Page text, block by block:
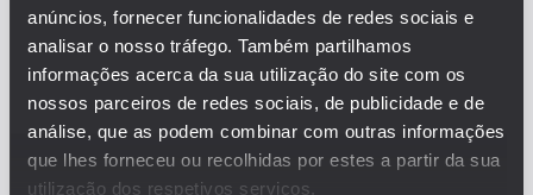
anúncios, fornecer funcionalidades de redes sociais e
analisar o nosso tráfego. Também partilhamos
informações acerca da sua utilização do site com os
nossos parceiros de redes sociais, de publicidade e de
análise, que as podem combinar com outras informações
que lhes forneceu ou recolhidas por estes a partir da sua
utilização dos respetivos serviços.
recursos financeiros, em
milhões de euros, provenientes
de diferentes fontes de
financiamento, gastos em
educação nos vários níveis de
ensino.
Este é um dos indicadores do